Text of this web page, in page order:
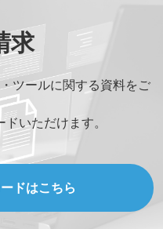
求
ツールに関する資料をご
いただけます。
ドはこちら